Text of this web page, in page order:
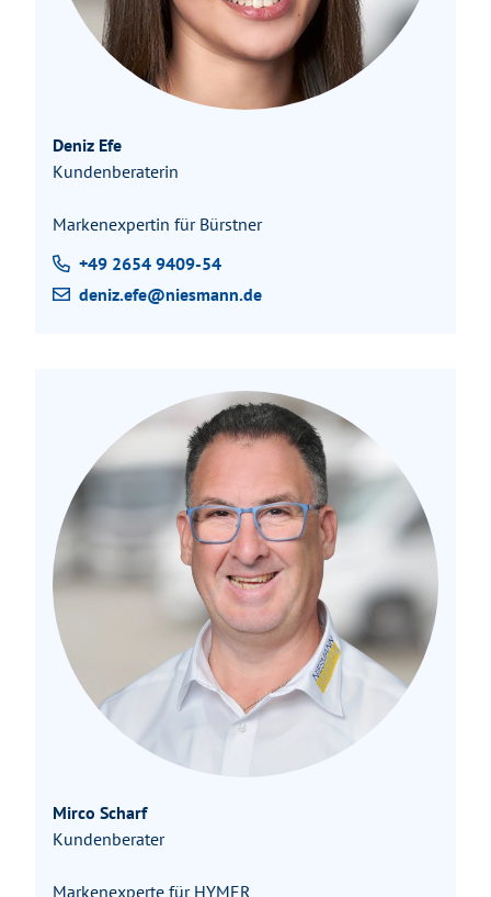
Deniz Efe
Kundenberaterin
Markenexpertin für Bürstner
+49 2654 9409-54
deniz.efe@niesmann.de
Mirco Scharf
Kundenberater
Markenexperte für HYMER